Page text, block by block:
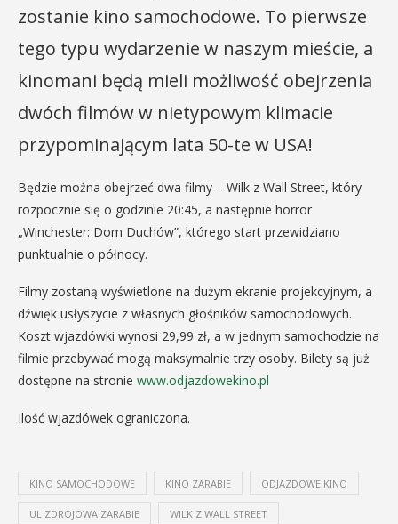
zostanie kino samochodowe. To pierwsze
tego typu wydarzenie w naszym mieście, a
kinomani będą mieli możliwość obejrzenia
dwóch filmów w nietypowym klimacie
przypominającym lata 50-te w USA!
Będzie można obejrzeć dwa filmy – Wilk z Wall Street, który
rozpocznie się o godzinie 20:45, a następnie horror
„Winchester: Dom Duchów”, którego start przewidziano
punktualnie o północy.
Filmy zostaną wyświetlone na dużym ekranie projekcyjnym, a
dźwięk usłyszycie z własnych głośników samochodowych.
Koszt wjazdówki wynosi 29,99 zł, a w jednym samochodzie na
filmie przebywać mogą maksymalnie trzy osoby. Bilety są już
dostępne na stronie www.odjazdowekino.pl
Ilość wjazdówek ograniczona.
KINO SAMOCHODOWE KINO ZARABIE ODJAZDOWE KINO
UL ZDROJOWA ZARABIE WILK Z WALL STREET